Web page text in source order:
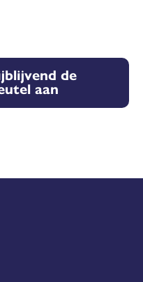
de
aan